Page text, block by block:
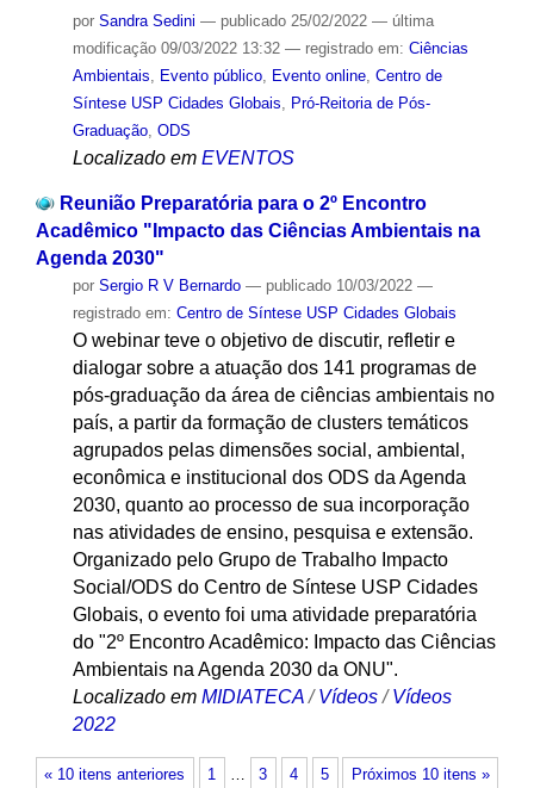
por Sandra Sedini — publicado25/02/2022 — última
modificação09/03/2022 13:32 — registrado em: Ciências
Ambientais
Evento público, Evento online, Centro de
Síntese USP Cidades Globais
Pró-Reitoria de Pós-
Graduação, ODS
Localizado em EVENTOS
Reunião Preparatória para o 2º Encontro
Acadêmico "Impacto das Ciências Ambientais na
Agenda 2030"
por Sergio R V Bernardo — publicado10/03/2022 —
registrado em: Centro de Síntese USP Cidades Globais
O webinar teve o objetivo de discutir, refletir e
dialogar sobre a atuação dos 141 programas de
pós-graduação da área de ciências ambientais no
país, a partir da formação de clusters temáticos
agrupados pelas dimensões social, ambiental,
econômica e institucional dos ODS da Agenda
2030, quanto ao processo de sua incorporação
nas atividades de ensino, pesquisa e extensão.
Organizado pelo Grupo de Trabalho Impacto
Social/ODS do Centro de Síntese USP Cidades
Globais, o evento foi uma atividade preparatória
do "2º Encontro Acadêmico: Impacto das Ciências
Ambientais na Agenda 2030 da ONU".
Localizado em MIDIATECA /Vídeos /Vídeos
2022
« 10 itens anteriores Próximos 10 itens »
1 … 3 4 5